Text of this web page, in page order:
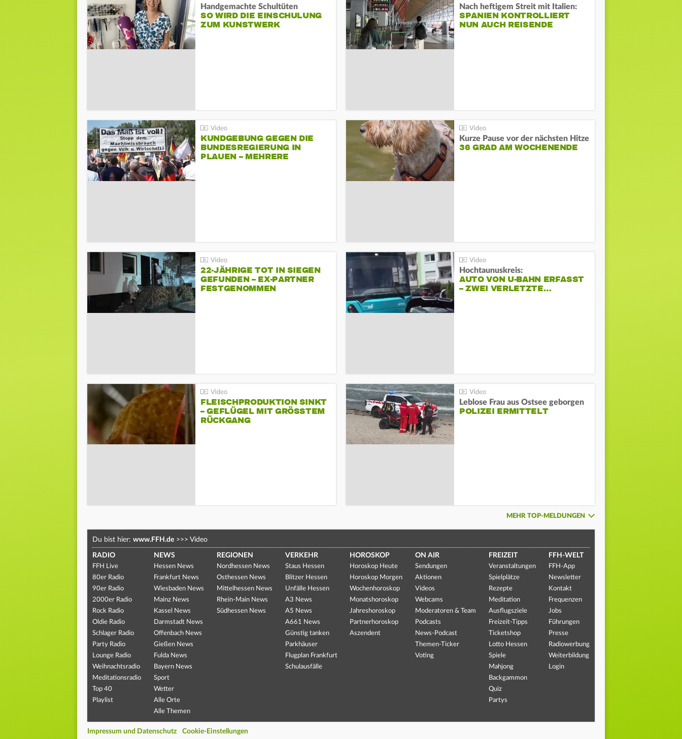
Handgemachte Schultüten
SO WIRD DIE EINSCHULUNG
ZUM KUNSTWERK
Nach heftigem Streit mit Italien:
SPANIEN KONTROLLIERT
NUN AUCH REISENDE
KUNDGEBUNG GEGEN DIE
BUNDESREGIERUNG IN
PLAUEN – MEHRERE
Kurze Pause vor der nächsten Hitze
36 GRAD AM WOCHENENDE
22-JÄHRIGE TOT IN SIEGEN
GEFUNDEN – EX-PARTNER
FESTGENOMMEN
Hochtaunuskreis:
AUTO VON U-BAHN ERFASST
– ZWEI VERLETZTE…
FLEISCHPRODUKTION SINKT
– GEFLÜGEL MIT GRÖSSTEM R
ÜCKGANG
Leblose Frau aus Ostsee geborgen
POLIZEI ERMITTELT
MEHR TOP-MELDUNGEN
Du bist hier: www.FFH.de >>> Video
RADIO
FFH Live
80er Radio
90er Radio
2000er Radio
Rock Radio
Oldie Radio
Schlager Radio
Party Radio
Lounge Radio
Weihnachtsradio
Meditationsradio
Top 40
Playlist
NEWS
Hessen News
Frankfurt News
Wiesbaden News
Mainz News
Kassel News
Darmstadt News
Offenbach News
Gießen News
Fulda News
Bayern News
Sport
Wetter
Alle Orte
Alle Themen
REGIONEN
Nordhessen News
Osthessen News
Mittelhessen News
Rhein-Main News
Südhessen News
VERKEHR
Staus Hessen
Blitzer Hessen
Unfälle Hessen
A3 News
A5 News
A661 News
Günstig tanken
Parkhäuser
Flugplan Frankfurt
Schulausfälle
HOROSKOP
Horoskop Heute
Horoskop Morgen
Wochenhoroskop
Monatshoroskop
Jahreshoroskop
Partnerhoroskop
Aszendent
ON AIR
Sendungen
Aktionen
Videos
Webcams
Moderatoren & Team
Podcasts
News-Podcast
Themen-Ticker
Voting
FREIZEIT
Veranstaltungen
Spielplätze
Rezepte
Meditation
Ausflugsziele
Freizeit-Tipps
Ticketshop
Lotto Hessen
Spiele
Mahjong
Backgammon
Quiz
Partys
FFH-WELT
FFH-App
Newsletter
Kontakt
Frequenzen
Jobs
Führungen
Presse
Radiowerbung
Weiterbildung
Login
Impressum und Datenschutz Cookie-Einstellungen